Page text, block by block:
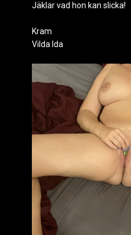
Jäklar vad hon kan slicka!
Kram
Vilda Ida